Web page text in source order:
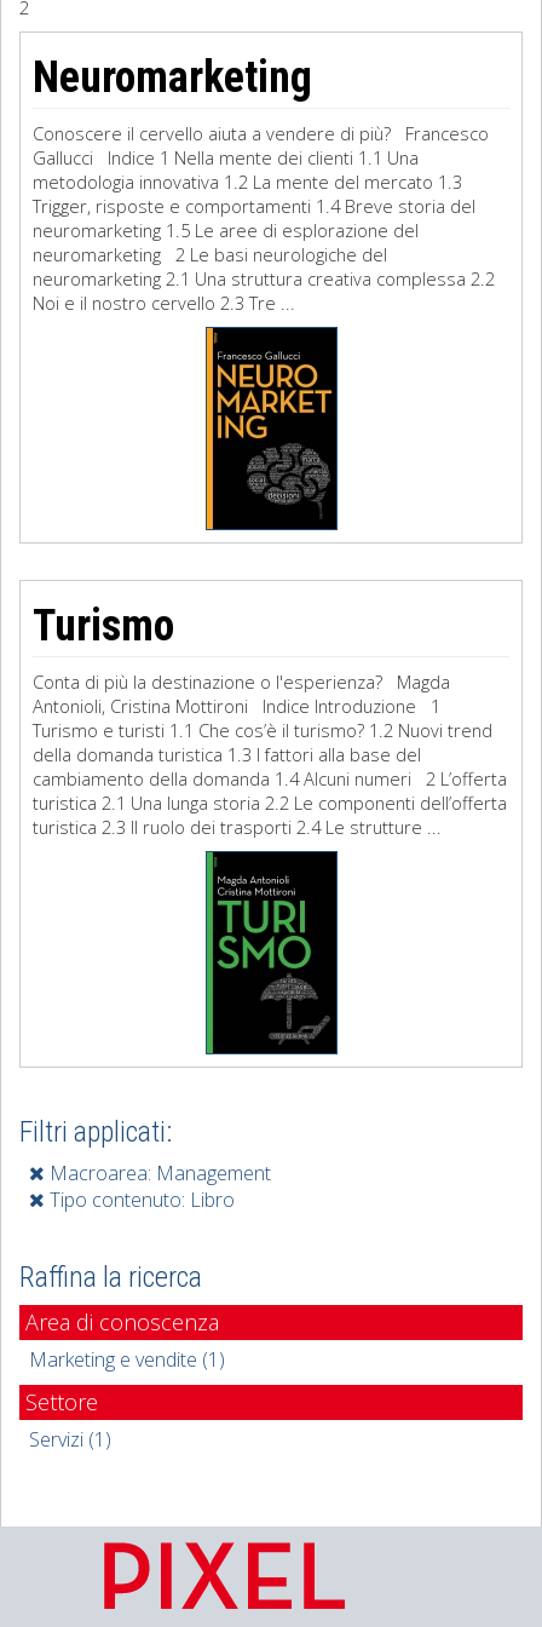
Filosofia
Storia
Matematica
Diritto
2
Neuromarketing
Conoscere il cervello aiuta a vendere di più? Francesco
Gallucci Indice 1 Nella mente dei clienti 1.1 Una
metodologia innovativa 1.2 La mente del mercato 1.3
Trigger, risposte e comportamenti 1.4 Breve storia del
neuromarketing 1.5 Le aree di esplorazione del
neuromarketing 2 Le basi neurologiche del
neuromarketing 2.1 Una struttura creativa complessa 2.2
Noi e il nostro cervello 2.3 Tre ...
Turismo
Conta di più la destinazione o l'esperienza? Magda
Antonioli, Cristina Mottironi Indice Introduzione 1
Turismo e turisti 1.1 Che cos’è il turismo? 1.2 Nuovi trend
della domanda turistica 1.3 I fattori alla base del
cambiamento della domanda 1.4 Alcuni numeri 2 L’offerta
turistica 2.1 Una lunga storia 2.2 Le componenti dell’offerta
turistica 2.3 Il ruolo dei trasporti 2.4 Le strutture ...
Filtri applicati:
Macroarea: Management
Tipo contenuto: Libro
Raffina la ricerca
Area di conoscenza
Marketing e vendite (1)
Settore
Servizi (1)